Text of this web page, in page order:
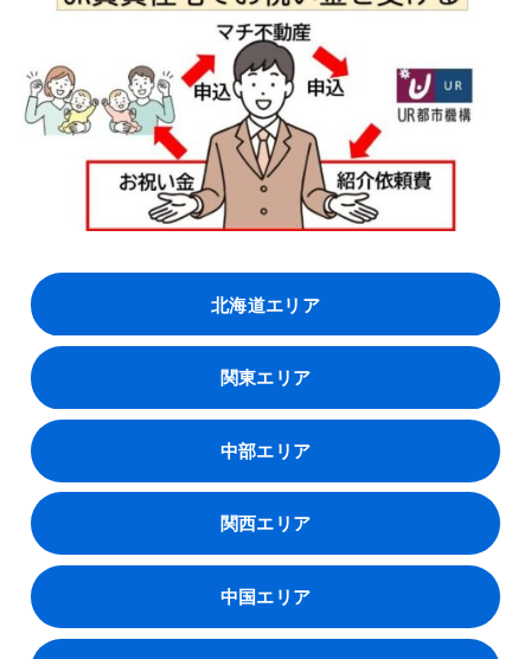
北海道エリア
関東エリア
中部エリア
関西エリア
中国エリア